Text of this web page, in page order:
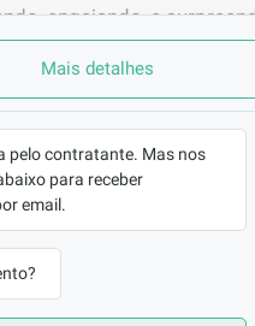
engajando, e
AQUI
parte de uma das
grandes marcas de
delas são as que mais
e inovação?
com possibilidade
6 meses de
Mais detalhes
pelo contratante. Mas nos
para receber
email.